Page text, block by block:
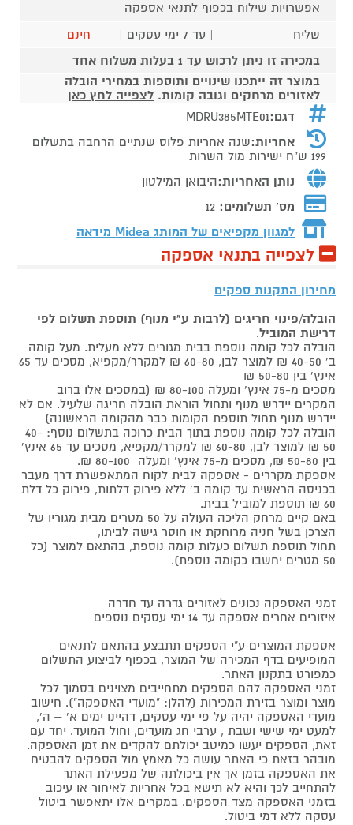
אפשרויות שילוח בכפוף לתנאי אספקה
שליח
| עד 7 ימי עסקים |
חינם
במכירה זו ניתן לרכוש עד 1 בעלות משלוח אחד
במוצר זה ייתכנו שינויים ותוספות במחירי הובלה
לאזורים מרחקים וגובה קומות. לצפייה לחץ כאן
דגם:MDRU385MTE01
אחריות:שנה אחריות פלוס שנתיים הרחבה בתשלום
199 ש"ח ישירות מול השרות
נותן האחריות:היבואן המילטון
מס' תשלומים: 12
למגוון מקפיאים של המותג Midea מידאה
לצפייה בתנאי אספקה
מחירון התקנות ספקים
הובלה/פינוי חריגים (לרבות ע"י מנוף) תוספת תשלום לפי
דרישת המוביל.
הובלה לכל קומה נוספת בבית מגורים ללא מעלית. מעל קומה
ב' 40-50 ₪ למוצר לבן, 60-80 ₪ למקרר/מקפיא, מסכים עד 65
אינץ' בין 50-80 ₪
מסכים מ-75 אינץ' ומעלה 80-100 ₪ (במסכים אלו ברוב
המקרים יידרש מנוף ותחול הוראת הובלה חריגה שלעיל. אם לא
יידרש מנוף תחול תוספת הקומות כבר מהקומה הראשונה)
הובלה לכל קומה נוספת בתוך הבית כרוכה בתשלום נוסף: 40-
50 ₪ למוצר לבן, 60-80 ₪ למקרר/מקפיא, מסכים עד 65 אינץ'
בין 50-80 ₪, מסכים מ-75 אינץ' ומעלה 80-100 ₪.
אספקת מקררים - אספקה לבית לקוח המתאפשרת דרך מעבר
בכניסה הראשית עד קומה ב' ללא פירוק דלתות, פירוק כל דלת
60 ₪ תוספת למוביל בבית.
באם קיים מרחק הליכה העולה על 50 מטרים מבית מגוריו של
הצרכן בשל חניה מרוחקת או חוסר גישה לביתו,
תחול תוספת תשלום כעלות קומה נוספת, בהתאם למוצר (כל
50 מטרים יחשבו כקומה נוספת).
זמני האספקה נכונים לאזורים גדרה עד חדרה
איזורים אחרים אספקה עד 14 ימי עסקים נוספים
אספקת המוצרים ע"י הספקים תתבצע בהתאם לתנאים
המופיעים בדף המכירה של המוצר, בכפוף לביצוע התשלום
כמפורט בתקנון האתר.
זמני האספקה להם הספקים מתחייבים מצוינים בסמוך לכל
מוצר ומוצר בזירת המכירות (להלן: "מועדי האספקה"). חישוב
מועדי האספקה יהיה על פי ימי עסקים, דהיינו ימים א' – ה',
למעט ימי שישי ושבת , ערבי חג מועדים, וחול המועד. יחד עם
זאת, הספקים יעשו כמיטב יכולתם להקדים את זמן האספקה.
מובהר בזאת כי האתר עושה כל מאמץ מול הספקים להבטיח
את האספקה בזמן אך אין ביכולתה של מפעילת האתר
להתחייב לכך והיא לא תישא בכל אחריות לאיחור או עיכוב
בזמני האספקה מצד הספקים. במקרים אלו יתאפשר ביטול
עסקה ללא דמי ביטול.